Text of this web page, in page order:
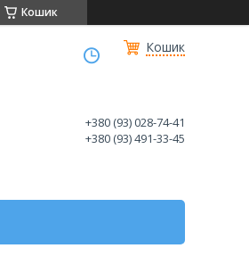
Кошик
Кошик
+380 (93) 028-74-41
+380 (93) 491-33-45